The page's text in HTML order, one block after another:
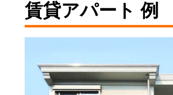
賃貸アパート 例